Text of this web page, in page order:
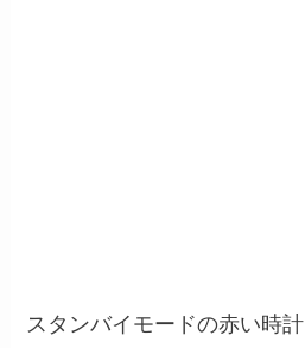
スタンバイモードの赤い時